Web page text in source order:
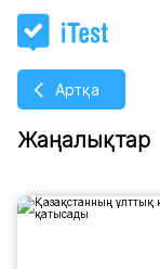
Артқа
Жаңалықтар